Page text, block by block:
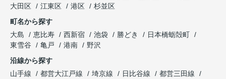
大田区
江東区 港区
杉並区
町名から探す
大島
恵比寿 西新宿 池袋 勝どき
日本橋蛎殻町
東雪谷
亀戸 港南
野沢
沿線から探す
山手線
都営大江戸線 埼京線 日比谷線
都営三田線